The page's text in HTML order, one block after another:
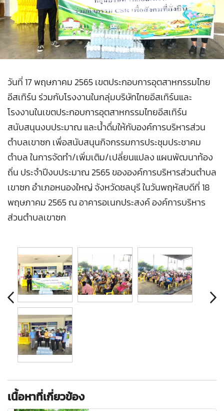
วันที่ 17 พฤษภาคม 2565 เขตประกอบการอุตสาหกรรมไทย
อีสเทิร์น ร่วมกับโรงงานในกลุ่มบริษัทไทยอีสเทิร์นและ
โรงงานในเขตประกอบการอุตสาหกรรมไทยอีสเทิร์น
สนับสนุนงบประมาณ และน้ำดื่มให้กับองค์การบริหารส่วน
ตำบลเขาซก เพื่อสนับสนุนกิจกรรมการประชุมประชาคม
ตำบล ในการจัดทำ/เพิ่มเติม/เปลี่ยนแปลง แผนพัฒนาท้อง
ถิ่น ประจำปีงบประมาณ 2565 ขององค์การบริหารส่วนตำบล
เขาซก อำเภอหนองใหญ่ จังหวัดชลบุรี ในวันพฤหัสบดีที่ 18
พฤษภาคม 2565 ณ อาคารอเนกประสงค์ องค์การบริหาร
ส่วนตำบลเขาซก
เนื้อหาที่เกี่ยวข้อง